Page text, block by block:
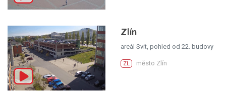
Zlín
areál Svit, pohled od 22. budovy
ZL město Zlín